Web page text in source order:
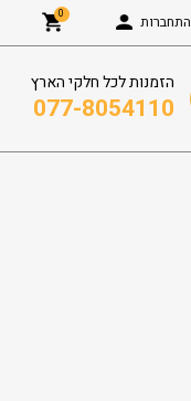
התחברות 0
הזמנות לכל חלקי הארץ
077-8054110